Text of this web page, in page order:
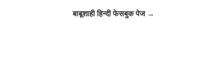
बाबूशाही हिन्दी फेसबुक पेज →